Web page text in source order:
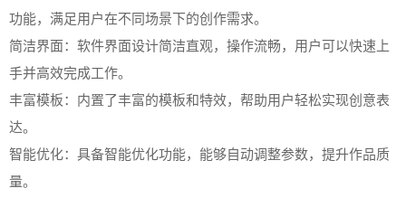
功能，满足用户在不同场景下的创作需求。
简洁界面：软件界面设计简洁直观，操作流畅，用户可以快速上
手并高效完成工作。
丰富模板：内置了丰富的模板和特效，帮助用户轻松实现创意表
达。
智能优化：具备智能优化功能，能够自动调整参数，提升作品质
量。